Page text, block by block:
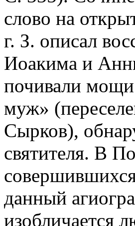
слово на
г. З. описал
Иоакима и
почивали
муж»
Сырков),
святителя. В
данный
изобличается